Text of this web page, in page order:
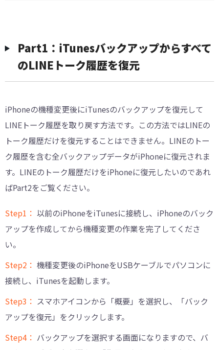
Part1：iTunesバックアップからすべて
のLINEトーク履歴を復元
iPhoneの機種変更後にiTunesのバックアップを復元して
LINEトーク履歴を取り戻す方法です。この方法ではLINEの
トーク履歴だけを復元することはできません。LINEのトー
ク履歴を含む全バックアップデータがiPhoneに復元されま
す。LINEのトーク履歴だけをiPhoneに復元したいのであれ
ばPart2をご覧ください。
Step1： 以前のiPhoneをiTunesに接続し、iPhoneのバック
アップを作成してから機種変更の作業を完了してくださ
い。
Step2： 機種変更後のiPhoneをUSBケーブルでパソコンに
接続し、iTunesを起動します。
Step3： スマホアイコンから「概要」を選択し、「バック
アップを復元」をクリックします。
Step4： バックアップを選択する画面になりますので、バ